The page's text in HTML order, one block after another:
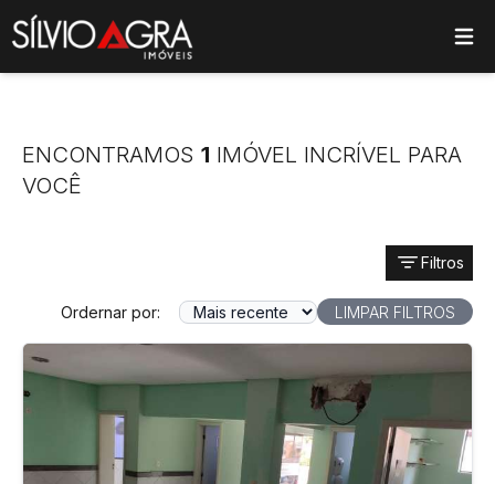
main menu
ENCONTRAMOS 1 IMÓVEL INCRÍVEL PARA
VOCÊ
Filtros
Ordernar por: LIMPAR FILTROS